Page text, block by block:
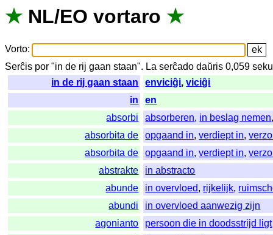
★ NL/EO vortaro ★
Vorto:
Serĉis por "in de rij gaan staan". La serĉado daŭris 0,059
in de rij gaan staan
enviciĝi,viciĝi
in
en
absorbi
absorberen, in beslag nemen
absorbita de
opgaand in,verdiept in,
absorbita de
opgaand in,verdiept in,
abstrakte
in abstracto
abunde
in overvloed, rijkelijk,
abundi
in overvloed aanwezig zijn
agonianto
persoon die in doodsstrijd ligt